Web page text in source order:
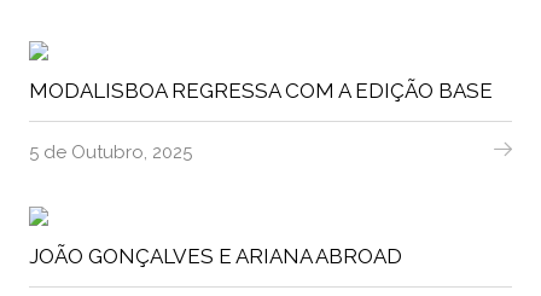
MODALISBOA REGRESSA COM A EDIÇÃO BASE
5 de Outubro, 2025
JOÃO GONÇALVES E ARIANA ABROAD